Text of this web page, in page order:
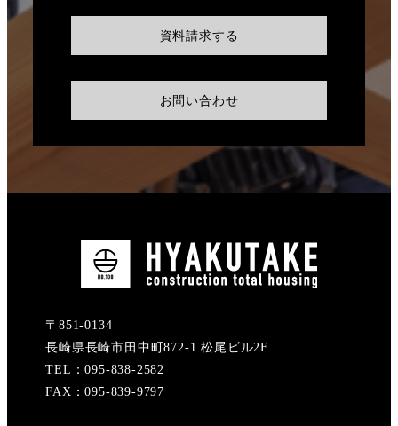
資料請求する
お問い合わせ
〒851-0134
長崎県長崎市田中町872-1 松尾ビル2F
TEL：095-838-2582
FAX：095-839-9797